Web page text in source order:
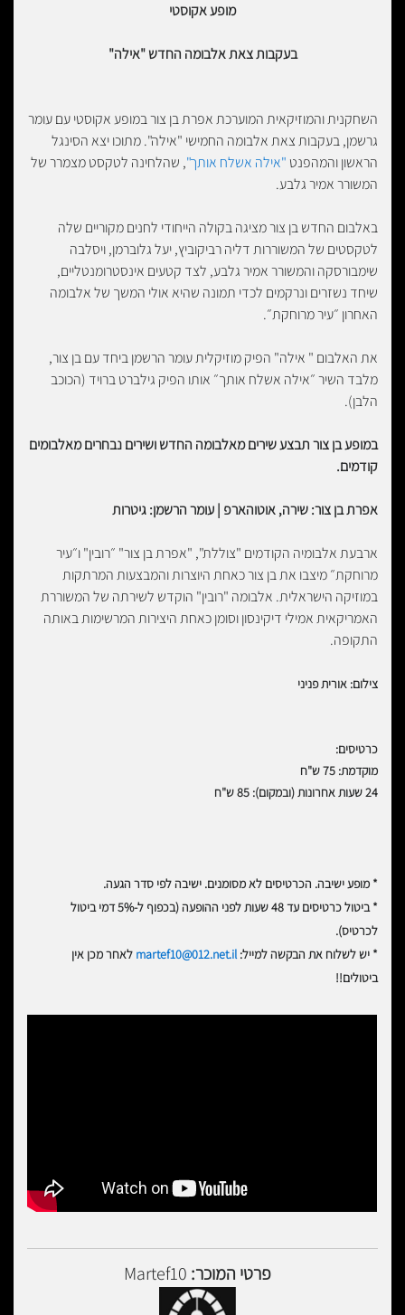
מופע אקוסטי
בעקבות צאת אלבומה החדש "אילה"
השחקנית והמוזיקאית המוערכת אפרת בן צור במופע אקוסטי עם עומר
גרשמן, בעקבות צאת אלבומה החמישי "אילה". מתוכו יצא הסינגל
הראשון והמהפנט "אילה אשלח אותך", שהלחינה לטקסט מצמרר של
המשורר אמיר גלבע.
באלבום החדש בן צור מציגה בקולה הייחודי לחנים מקוריים שלה
לטקסטים של המשוררות דליה רביקוביץ, יעל גלוברמן, ויסלבה
שימבורסקה והמשורר אמיר גלבע, לצד קטעים אינסטרומנטליים,
שיחד נשזרים ונרקמים לכדי תמונה שהיא אולי המשך של אלבומה
האחרון ״עיר מרוחקת״.
את האלבום " אילה" הפיק מוזיקלית עומר הרשמן ביחד עם בן צור,
מלבד השיר ״אילה אשלח אותך״ אותו הפיק גילברט ברויד (הכוכב
הלבן).
במופע בן צור תבצע שירים מאלבומה החדש ושירים נבחרים מאלבומים
קודמים.
אפרת בן צור:שירה, אוטוהארפ |עומר הרשמן: גיטרות
ארבעת אלבומיה הקודמים "צוללת", "אפרת בן צור" ״רובין" ו״עיר
מרוחקת״ מיצבו את בן צור כאחת היוצרות והמבצעות המרתקות
במוזיקה הישראלית. אלבומה "רובין" הוקדש לשירתה של המשוררת
האמריקאית אמילי דיקינסון וסומן כאחת היצירות המרשימות באותה
התקופה.
צילום: אורית פניני
כרטיסים:
מוקדמת: 75 ש"ח
24 שעות אחרונות (ובמקום): 85 ש"ח
* מופע ישיבה. הכרטיסים לא מסומנים. ישיבה לפי סדר הגעה.
* ביטול כרטיסים עד 48 שעות לפני ההופעה (בכפוף ל-5% דמי ביטול
לכרטיס).
* יש לשלוח את הבקשה למייל:martef10@012.net.il לאחר מכן אין
ביטולים!!
פרטי המוכר: Martef10